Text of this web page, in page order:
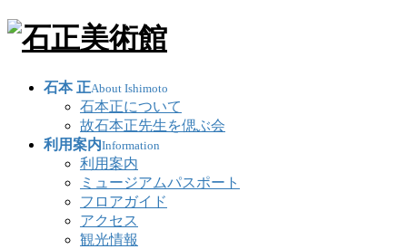
石本 正About Ishimoto
石本正について
故石本正先生を偲ぶ会
利用案内Information
利用案内
ミュージアムパスポート
フロアガイド
アクセス
観光情報